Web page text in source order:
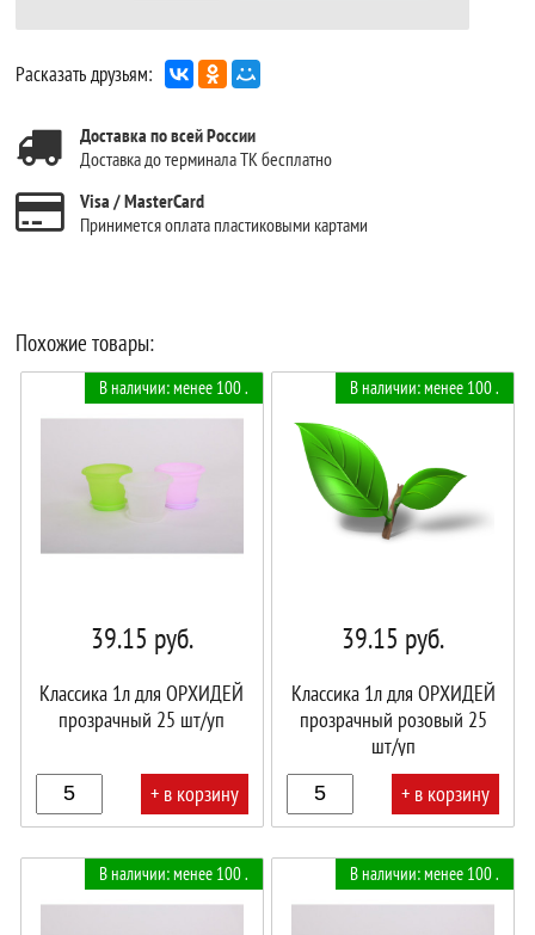
Расказать друзьям:
Доставка по всей России
Доставка до терминала ТК бесплатно
Visa / MasterCard
Принимется оплата пластиковыми картами
Похожие товары:
В наличии: менее 100 .
39.15 руб.
Классика 1л для ОРХИДЕЙ
прозрачный 25 шт/уп
+ в корзину
корзине!
В наличии: менее 100 .
39.15 руб.
Классика 1л для ОРХИДЕЙ
прозрачный розовый 25
шт/уп
+ в корзину
корзине!
В наличии: менее 100 . В наличии: менее 100 .